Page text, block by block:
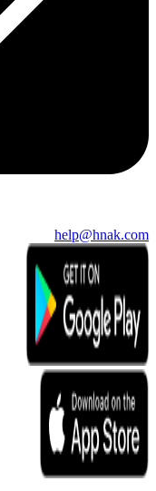
help@hnak.com